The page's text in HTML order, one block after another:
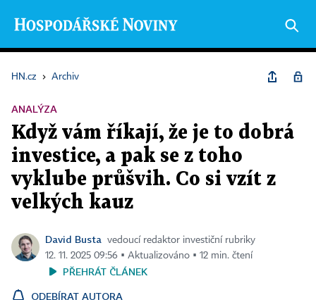
HN.cz › Archiv
ANALÝZA
Když vám říkají, že je to dobrá
investice, a pak se z toho
vyklube průšvih. Co si vzít z
velkých kauz
David Busta
vedoucí redaktor investiční rubriky
12. 11. 2025 09:56 ▪ Aktualizováno ▪ 12 min. čtení
PŘEHRÁT ČLÁNEK
ODEBÍRAT AUTORA